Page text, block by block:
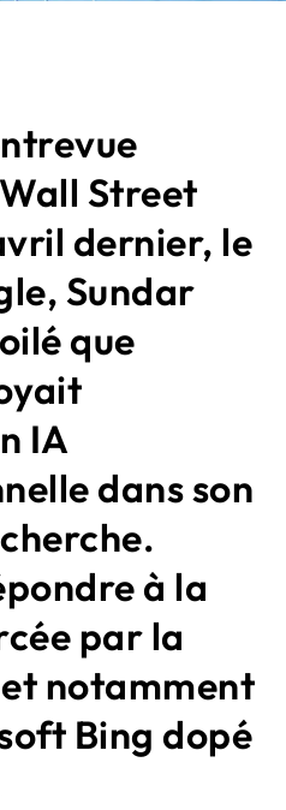
Street
dernier, le
Sundar
que
IA
dans son
à la
par la
notamment
Bing dopé